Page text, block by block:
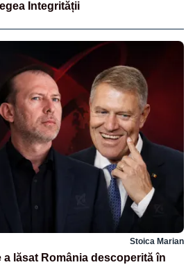
Integrității
Stoica Marian
a lăsat România descoperită în